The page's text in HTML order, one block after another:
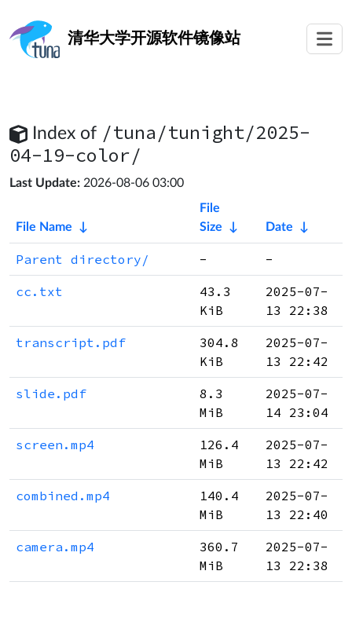
清华大学开源软件镜像站
Index of /tuna/tunight/2025-
04-19-color/
Last Update: 2026-08-06 03:00
File Name ↓
File
Size
↓ Date ↓
Parent directory/ - -
cc.txt
43.3
KiB
2025-07-
13 22:38
transcript.pdf
304.8
KiB
2025-07-
13 22:42
slide.pdf
8.3
MiB
2025-07-
14 23:04
screen.mp4
126.4
MiB
2025-07-
13 22:42
combined.mp4
140.4
MiB
2025-07-
13 22:40
camera.mp4
360.7
MiB
2025-07-
13 22:38